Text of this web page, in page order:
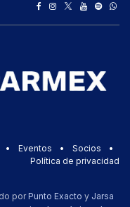
• Eventos • Socios
•
Política de privacidad
por Punto Exacto y Jarsa